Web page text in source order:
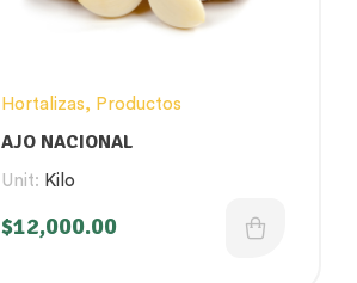
Hortalizas, Productos
AJO NACIONAL
Unit: Kilo
$12,000.00